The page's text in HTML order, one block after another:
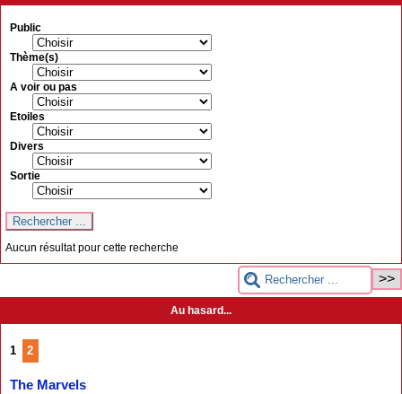
Public
Thème(s)
A voir ou pas
Etoiles
Divers
Sortie
Aucun résultat pour cette recherche
Au hasard...
1 2
The Marvels